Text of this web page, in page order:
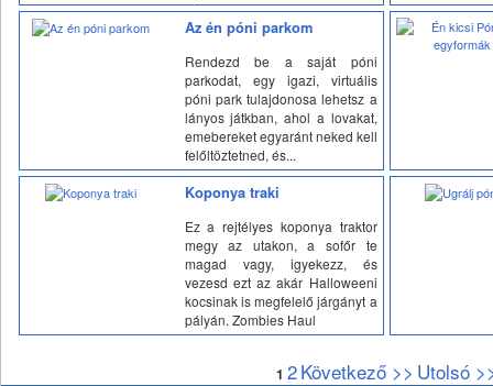
Az én póni parkom
Rendezd be a saját póni
parkodat, egy igazi, virtuális
póni park tulajdonosa lehetsz a
lányos játkban, ahol a lovakat,
emebereket egyaránt neked kell
felőltöztetned, és...
Koponya traki
Ez a rejtélyes koponya traktor
megy az utakon, a sofőr te
magad vagy, igyekezz, és
vezesd ezt az akár Halloweeni
kocsinak is megfelelő járgányt a
pályán. Zombies Haul
1 2Következő >> Utolsó